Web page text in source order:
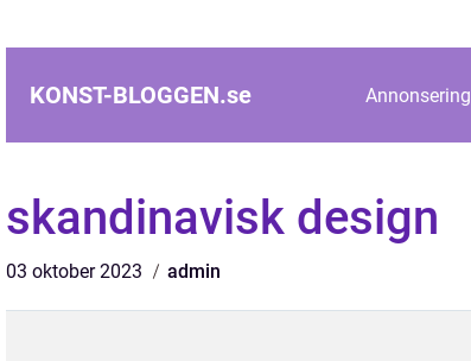
KONST-BLOGGEN.se Annonsering
skandinavisk design
03 oktober 2023 admin